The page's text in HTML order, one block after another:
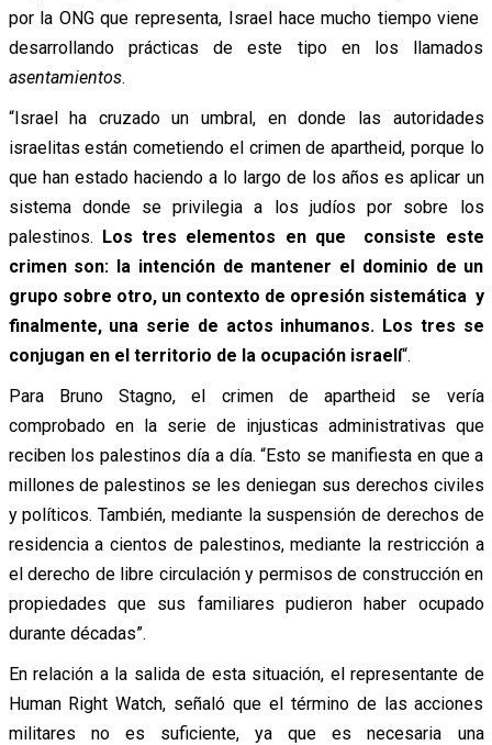
por la ONG que representa, Israel hace mucho tiempo viene
desarrollando prácticas de este tipo en los llamados
asentamientos.
“Israel ha cruzado un umbral, en donde las autoridades
israelitas están cometiendo el crimen de apartheid, porque lo
que han estado haciendo a lo largo de los años es aplicar un
sistema donde se privilegia a los judíos por sobre los
palestinos. Los tres elementos en que consiste este
crimen son: la intención de mantener el dominio de un
grupo sobre otro, un contexto de opresión sistemática y
finalmente, una serie de actos inhumanos. Los tres se
conjugan en el territorio de la ocupación israelí“.
Para Bruno Stagno, el crimen de apartheid se vería
comprobado en la serie de injusticas administrativas que
reciben los palestinos día a día. “Esto se manifiesta en que a
millones de palestinos se les deniegan sus derechos civiles
y políticos. También, mediante la suspensión de derechos de
residencia a cientos de palestinos, mediante la restricción a
el derecho de libre circulación y permisos de construcción en
propiedades que sus familiares pudieron haber ocupado
durante décadas”.
En relación a la salida de esta situación, el representante de
Human Right Watch, señaló que el término de las acciones
militares no es suficiente, ya que es necesaria una